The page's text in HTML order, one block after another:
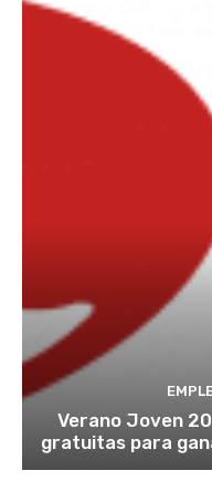
Verano Joven
gratuitas para